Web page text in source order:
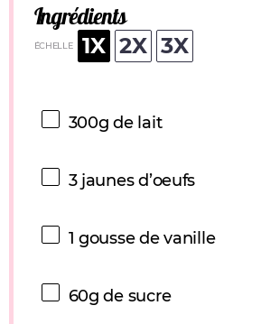
Ingrédients
ÉCHELLE 1X 2X 3X
300g de lait
3jaunes d’oeufs
1 gousse de vanille
60g de sucre